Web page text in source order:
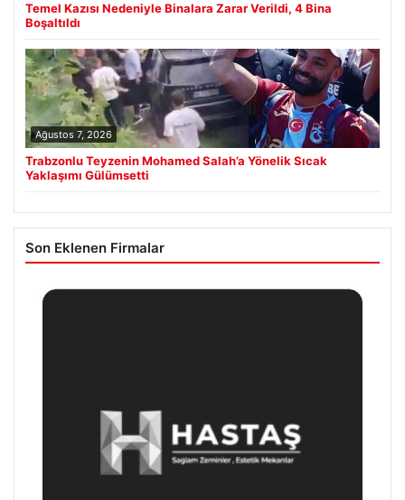
Temel Kazısı Nedeniyle Binalara Zarar Verildi, 4 Bina
Boşaltıldı
Ağustos 7, 2026
Trabzonlu Teyzenin Mohamed Salah’a Yönelik Sıcak
Yaklaşımı Gülümsetti
Son Eklenen Firmalar